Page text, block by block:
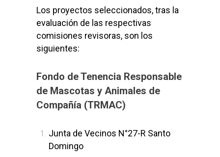
Los proyectos seleccionados, tras la
evaluación de las respectivas
comisiones revisoras, son los
siguientes:
Fondo de Tenencia Responsable
de Mascotas y Animales de
Compañía (TRMAC)
Junta de Vecinos N°27-R Santo
Domingo